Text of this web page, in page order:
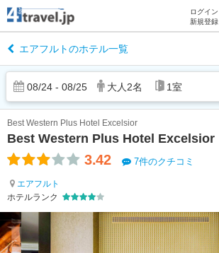
ログイン
新規登録
エアフルトのホテル一覧
08/24 - 08/25 大人 2名 1室
Best Western Plus Hotel Excelsior
Best Western Plus Hotel Excelsior
3.42 7件のクチコミ
エアフルト
ホテルランク